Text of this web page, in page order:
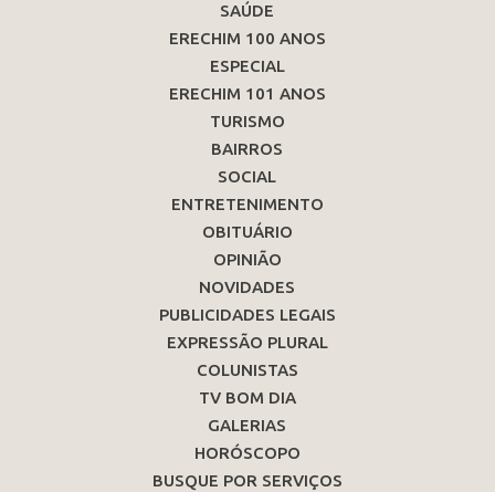
SAÚDE
ERECHIM 100 ANOS
ESPECIAL
ERECHIM 101 ANOS
TURISMO
BAIRROS
SOCIAL
ENTRETENIMENTO
OBITUÁRIO
OPINIÃO
NOVIDADES
PUBLICIDADES LEGAIS
EXPRESSÃO PLURAL
COLUNISTAS
TV BOM DIA
GALERIAS
HORÓSCOPO
BUSQUE POR SERVIÇOS